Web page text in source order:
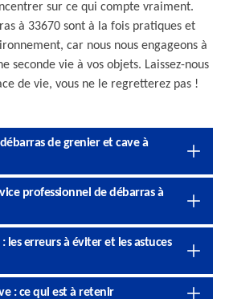
sur ce qui compte vraiment.
à 33670 sont à la fois pratiques et
car nous nous engageons à
seconde vie à vos objets. Laissez-nous
de vie, vous ne le regretterez pas !
de grenier et cave à
professionnel de débarras à
les erreurs à éviter et les astuces
: ce qui est à retenir